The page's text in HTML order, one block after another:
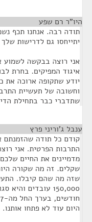
היו"ר רם שפע
תודה רבה. אנחנו תכף
יתייחסו גם לדרישות שלך
אני רוצה בבקשה לשמוע
איגוד המפיקים. בחרת
יודע שתקופה ארוכה את
וחשובה של תעשיית
שתדברי כבר בתחילת
ענבל ג'וריני פרץ
קודם כל תודה שהזמנתם
התרבות הפרטית. אני
שקלים. זה מה שקורה
שזה מה שהם קיבלו.
150,000 עובדים
היום עוד לא פתחו אותנו.